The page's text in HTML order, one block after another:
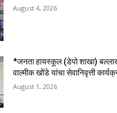
August 4, 2026
*जनता हायस्कूल (डेपो शाखा)
वाल्मीक खोंडे यांचा सेवानिवृत्ती
August 1, 2026